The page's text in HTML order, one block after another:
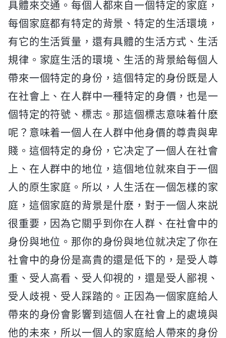
具體來交通。每個人都來自一個特定的家庭，
每個家庭都有特定的背景、特定的生活環境，
有它的生活質量，還有具體的生活方式、生活
規律。家庭生活的環境、生活的背景給每個人
帶來一個特定的身份，這個特定的身份既是人
在社會上、在人群中一種特定的身價，也是一
個特定的符號、標志。那這個標志意味着什麽
呢？意味着一個人在人群中他身價的尊貴與卑
賤。這個特定的身份，它决定了一個人在社會
上、在人群中的地位，這個地位就來自于一個
人的原生家庭。所以，人生活在一個怎樣的家
庭，這個家庭的背景是什麽，對于一個人來説
很重要，因為它關乎到你在人群、在社會中的
身份與地位。那你的身份與地位就决定了你在
社會中的身份是高貴的還是低下的，是受人尊
重、受人高看、受人仰視的，還是受人鄙視、
受人歧視、受人踩踏的。正因為一個家庭給人
帶來的身份會影響到這個人在社會上的處境與
他的未來，所以一個人的家庭給人帶來的身份